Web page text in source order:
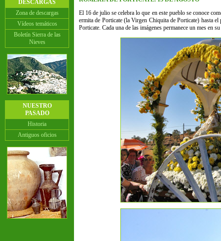
DESCARGAS
Zona de descargas
Vídeos temáticos
Boletín Sierra de las
Nieves
NUESTRO
PASADO
Historia
Antiguos oficios
El 16 de julio se celebra lo que en este pueblo se conoce
ermita de Porticate (la Virgen Chiquita de Porticate) hasta
Porticate. Cada una de las imágenes permanece un mes en